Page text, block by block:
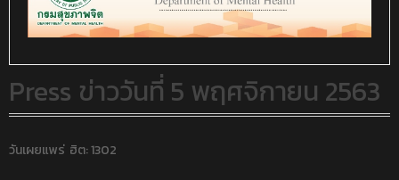
Press ข่าววันที่ 5 พฤศจิกายน 2563
วันเผยแพร่ ฮิต: 1302